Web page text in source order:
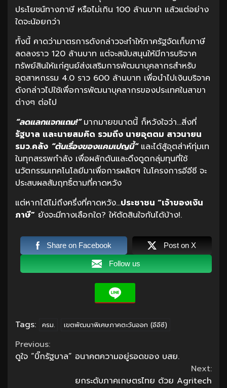
ประโยชน์ทางภาษี หรือไม่เกิน 100 ล้านบาท แล้วแต่อย่าง
ใดจะน้อยกว่า
ทั้งนี้ คาดว่ามาตรการดังกล่าวจะทำให้ภาครัฐจัดเก็บภาษี
ลดลงราว 120 ล้านบาท แต่จะสนับสนุนให้มีการบริจาค
ทรัพย์สินให้แก่ศูนย์ส่งเสริมการพัฒนาบุคลากรสำหรับ
อุตสาหกรรม 4.0 ราว 600 ล้านบาท เพื่อนำไปเงินบริจาค
ดังกล่าวไปใช้เพื่อการพัฒนาบุคลากรของประเทศในสาขา
ต่างๆ ต่อไป
“ลดแลกแจกแถม!”มากมายขนาดนี้ ก็หวังใจว่า…สิ่งที่
รัฐบาล และนายสมคิด รวมถึง นายอุตตม สาวนายน
รมว.คลัง “ต้นเรื่องของแคมเปญนี้”และได้สู้อุตส่าห์ทุ่มเท
ในทุกสรรพกำลัง เพื่อผลักดันและดึงดูดกลุ่มทุนที่ใช้
นวัตกรรมเทคโนโลยีมาเพื่อการผลิตฯ ในโครงการอีอีซี จะ
ประสบผลสัมฤทธิ์ตามที่คาดหวัง
แต่หากได้ไม่ถึงครึ่งที่คาดหวัง…ประชาชน “เจ้าของเงิน
ภาษี” ยังจะมีทางเลือกใด? ให้ตัดสินใจกันได้บ้าง!.
Share on Facebook Post on X
Follow us
Tags: ครม. เขตพัฒนาพิเศษภาคตะวันออก (อีอีซี)
Continue
Reading
Previous:
ดูใจ “บิ๊กรัฐบาล” อนาคตความอยู่รอดของ บสย.
Next:
ยกระดับภาคเกษตรไทย ด้วย Agritech